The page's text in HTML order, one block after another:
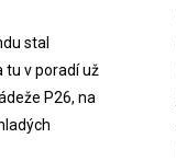
stal
tu v poradí už
P26, na